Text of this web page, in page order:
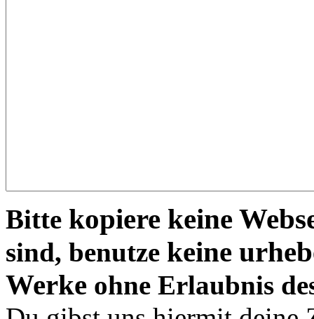
Bitte kopiere keine
sind, benutze keine
Werke ohne Erlaubnis